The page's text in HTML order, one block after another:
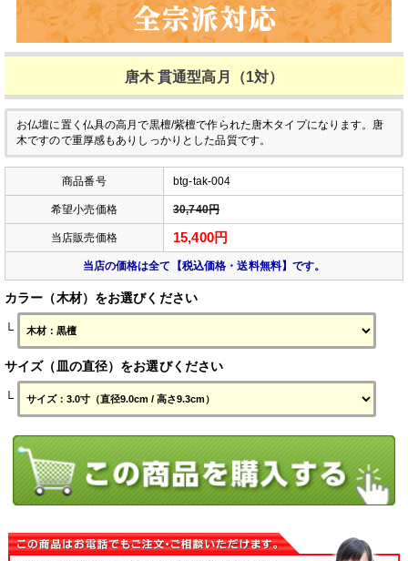
唐木 貫通型高月（1対）
お仏壇に置く仏具の高月で黒檀/紫檀で作られた唐木タイプになります。唐
木ですので重厚感もありしっかりとした品質です。
商品番号 btg-tak-004
希望小売価格 30,740円
当店販売価格 15,400円
当店の価格は全て【税込価格・送料無料】です。
カラー（木材）をお選びください
└
サイズ（皿の直径）をお選びください
└